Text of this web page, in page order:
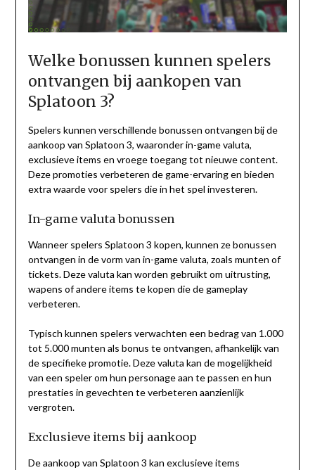
Welke bonussen kunnen spelers
ontvangen bij aankopen van
Splatoon 3?
Spelers kunnen verschillende bonussen ontvangen bij de
aankoop van Splatoon 3, waaronder in-game valuta,
exclusieve items en vroege toegang tot nieuwe content.
Deze promoties verbeteren de game-ervaring en bieden
extra waarde voor spelers die in het spel investeren.
In-game valuta bonussen
Wanneer spelers Splatoon 3 kopen, kunnen ze bonussen
ontvangen in de vorm van in-game valuta, zoals munten of
tickets. Deze valuta kan worden gebruikt om uitrusting,
wapens of andere items te kopen die de gameplay
verbeteren.
Typisch kunnen spelers verwachten een bedrag van 1.000
tot 5.000 munten als bonus te ontvangen, afhankelijk van
de specifieke promotie. Deze valuta kan de mogelijkheid
van een speler om hun personage aan te passen en hun
prestaties in gevechten te verbeteren aanzienlijk
vergroten.
Exclusieve items bij aankoop
De aankoop van Splatoon 3 kan exclusieve items